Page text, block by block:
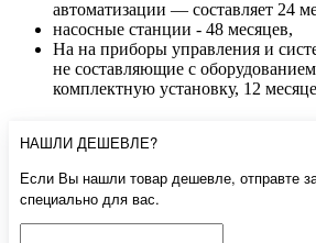
автоматизации — составляет 24
насосные станции - 48 месяцев,
На на приборы управления и
не составляющие с
комплектную установку, 12
НАШЛИ ДЕШЕВЛЕ?
Если Вы нашли товар дешевле, отправте
специально для вас.